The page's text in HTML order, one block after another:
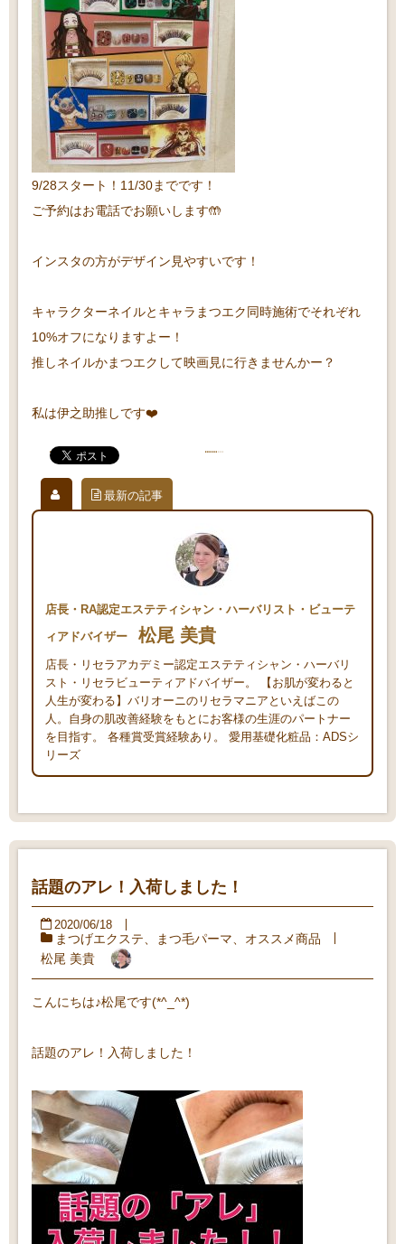
9/28スタート！11/30までです！
ご予約はお電話でお願いします🤲
インスタの方がデザイン見やすいです！
キャラクターネイルとキャラまつエク同時施術でそれぞれ
10%オフになりますよー！
推しネイルかまつエクして映画見に行きませんかー？
私は伊之助推しです❤️
最新の記事
店長・RA認定エステティシャン・ハーバリスト・ビューテ
ィアドバイザー
松尾 美貴
店長・リセラアカデミー認定エステティシャン・ハーバリ
スト・リセラビューティアドバイザー。 【お肌が変わると
人生が変わる】バリオーニのリセラマニアといえばこの
人。自身の肌改善経験をもとにお客様の生涯のパートナー
を目指す。 各種賞受賞経験あり。 愛用基礎化粧品：ADSシ
リーズ
話題のアレ！入荷しました！
2020/06/18
まつげエクステ まつ毛パーマ
オススメ商品
松尾 美貴
こんにちは♪松尾です(*^_^*)
話題のアレ！入荷しました！